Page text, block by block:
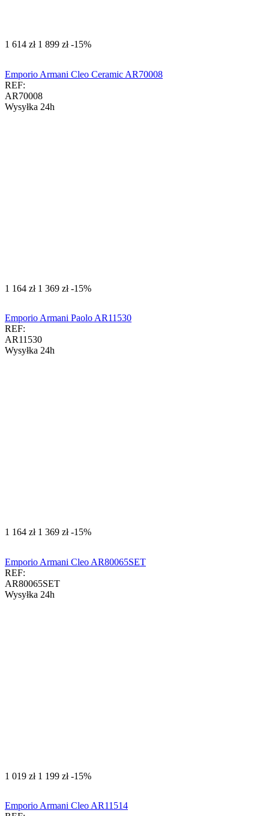
‍1 614‍ zł ‍1 899‍ zł -15%
Emporio Armani Cleo Ceramic AR70008
REF:
AR70008
Wysyłka 24h
‍1 164‍ zł ‍1 369‍ zł -15%
Emporio Armani Paolo AR11530
REF:
AR11530
Wysyłka 24h
‍1 164‍ zł ‍1 369‍ zł -15%
Emporio Armani Cleo AR80065SET
REF:
AR80065SET
Wysyłka 24h
‍1 019‍ zł ‍1 199‍ zł -15%
Emporio Armani Cleo AR11514